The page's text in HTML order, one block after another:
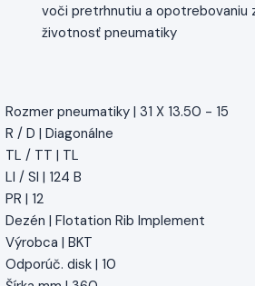
voči pretrhnutiu a opotrebovaniu
životnosť pneumatiky
Rozmer pneumatiky | 31 X 13.50 - 15
R / D | Diagonálne
TL / TT | TL
LI / SI | 124 B
PR | 12
Dezén | Flotation Rib Implement
Výrobca | BKT
Odporúč. disk | 10